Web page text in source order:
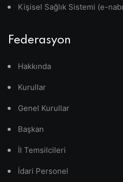
Kişisel Sağlık Sistemi (e-
Federasyon
Hakkında
Kurullar
Genel Kurullar
Başkan
İl Temsilcileri
İdari Personel